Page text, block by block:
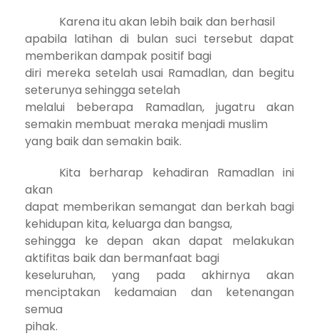
Karena itu akan lebih baik dan berhasil
apabila latihan di bulan suci tersebut dapat
memberikan dampak positif bagi
diri mereka setelah usai Ramadlan, dan begitu
seterunya sehingga setelah
melalui beberapa Ramadlan, jugatru akan
semakin membuat meraka menjadi muslim
yang baik dan semakin baik.
Kita berharap kehadiran Ramadlan ini
akan
dapat memberikan semangat dan berkah bagi
kehidupan kita, keluarga dan bangsa,
sehingga ke depan akan dapat melakukan
aktifitas baik dan bermanfaat bagi
keseluruhan, yang pada akhirnya akan
menciptakan kedamaian dan ketenangan
semua
pihak.